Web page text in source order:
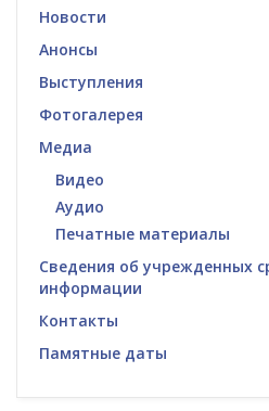
Новости
Анонсы
Выступления
Фотогалерея
Медиа
Видео
Аудио
Печатные материалы
Сведения об учрежденных
информации
Контакты
Памятные даты